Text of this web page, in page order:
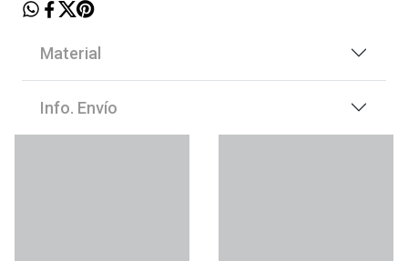
Material
Info. Envío